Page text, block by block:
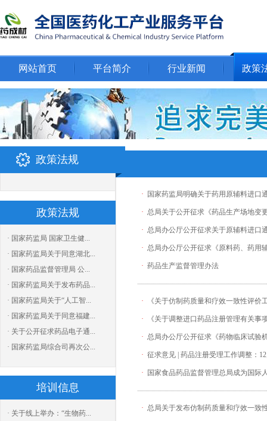
网站首页 平台简介 行业新闻 政策
政策法规
政策法规
· 国家药监局 国家卫生健...
· 国家药监局关于同意湖北...
· 国家药品监督管理局 公...
· 国家药监局关于发布药品...
· 国家药监局关于“人工智...
· 国家药监局关于同意福建...
· 关于公开征求药品电子通...
· 国家药监局综合司再次公...
培训信息
· 关于线上举办：“生物药...
· 国家药监局明确关于药用原辅料进口
· 总局关于公开征求《药品生产场地变
· 总局办公厅公开征求关于原辅料进口
· 总局办公厅公开征求《原料药、药用
· 药品生产监督管理办法
· 《关于仿制药质量和疗效一致性评
· 《关于调整进口药品注册管理有关事
· 总局办公厅公开征求《药物临床试验
· 征求意见 | 药品注册受理工作调整：
· 国家食品药品监督管理总局成为国际
· 总局关于发布仿制药质量和疗效一致